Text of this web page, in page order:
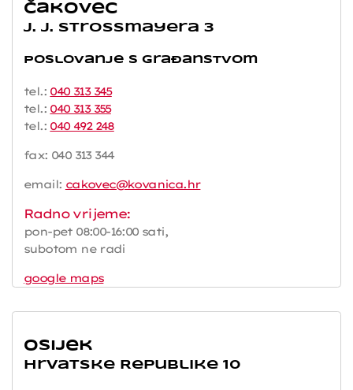
Čakovec
J. J. Strossmayera 3
Poslovanje s građanstvom
tel.: 040 313 345
tel.: 040 313 355
tel.: 040 492 248
fax: 040 313 344
email: cakovec@kovanica.hr
Radno vrijeme:
pon-pet 08:00-16:00 sati,
subotom ne radi
google maps
Osijek
Hrvatske Republike 10